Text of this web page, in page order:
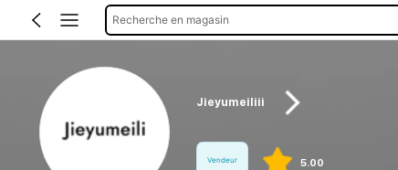
Recherche en magasin
Jieyumeiliii
Vendeur 5.00